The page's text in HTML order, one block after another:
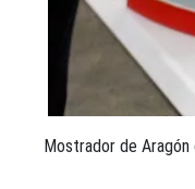
Mostrador de